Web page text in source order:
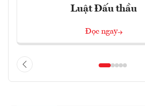
Luật Đấu thầu
Đọc ngay